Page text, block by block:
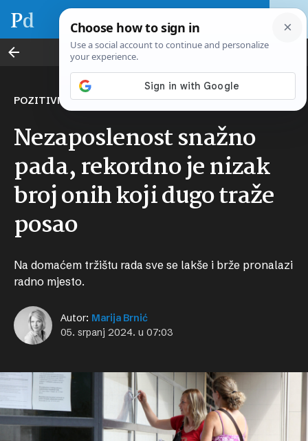
Posao po mjeri
POZITIVNI TRENDOVI
Nezaposlenost snažno
pada, rekordno je nizak
broj onih koji dugo traže
posao
Na domaćem tržištu rada sve se lakše i brže pronalazi
radno mjesto.
Autor: Marija Brnić
05. srpanj 2024. u 07:03